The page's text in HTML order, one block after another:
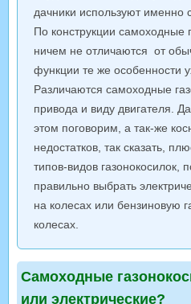
дачники используют именно
По конструкции самоходные
ничем не отличаются от
функции те же особенности
Различаются самоходные
привода и виду двигателя.
этом поговорим, а так-же
недостатков, так сказать,
типов-видов газонокосилок,
правильно выбрать
на колесах или бензиновую
колесах.
Самоходные
или электрические?